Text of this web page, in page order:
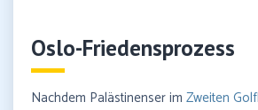
Oslo-Friedensprozess
Nachdem Palästinenser im Zweiten